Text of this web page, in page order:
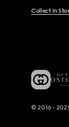
Collect In
© 2016 -